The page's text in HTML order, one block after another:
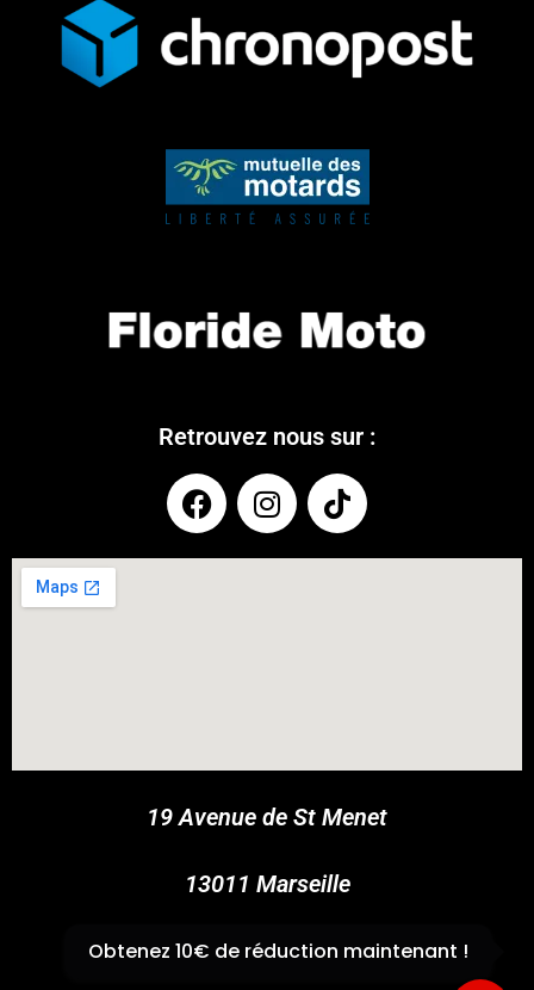
Retrouvez nous sur :
19 Avenue de St Menet
13011 Marseille
✆04 91 44 45 46
Obtenez 10€ de réduction maintenant !